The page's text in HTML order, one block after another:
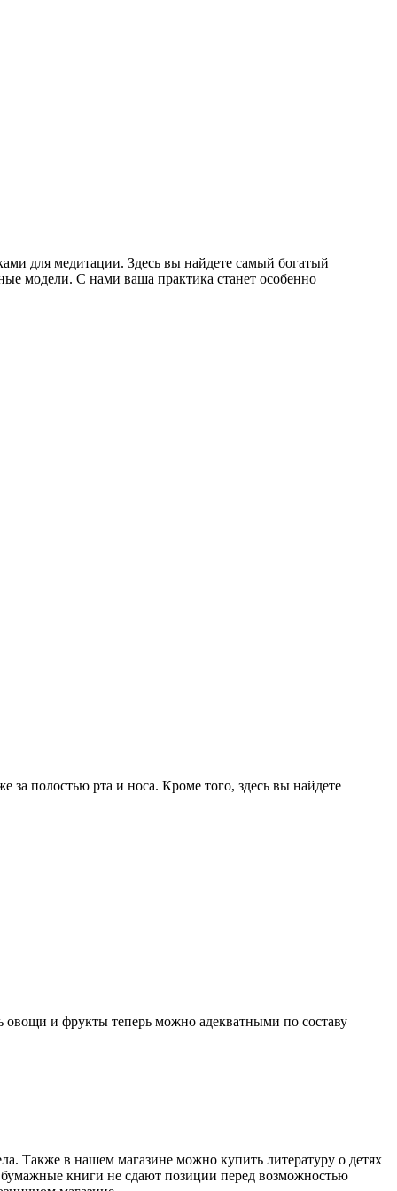
для медитации. Здесь вы найдете самый богатый
модели. С нами ваша практика станет особенно
за полостью рта и носа. Кроме того, здесь вы найдете
овощи и фрукты теперь можно адекватными по составу
Также в нашем магазине можно купить литературу о детях
книги не сдают позиции перед возможностью